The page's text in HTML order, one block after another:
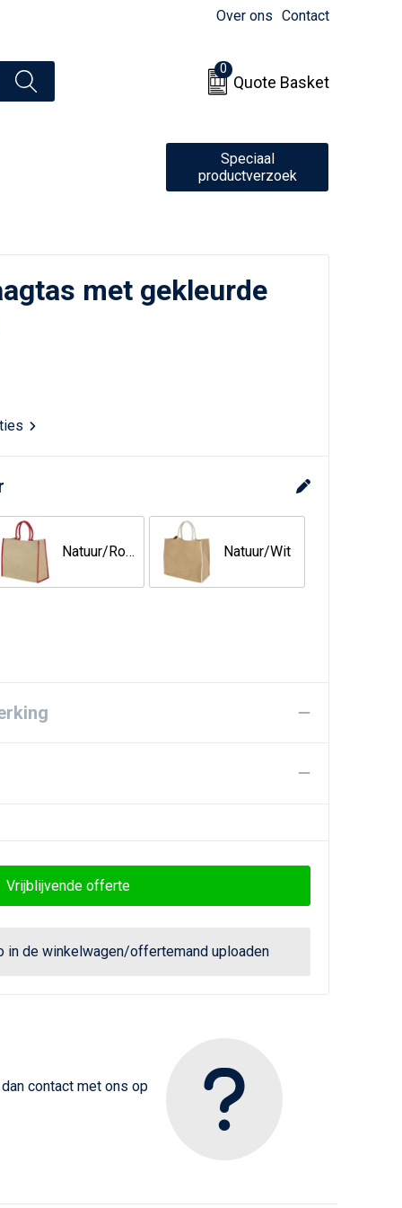
Over ons Contact
0
Quote Basket
Speciaal
productverzoek
met gekleurde
Natuur/Rood Natuur/Wit
Vrijblijvende offerte
in de winkelwagen/offertemand uploaden
contact met ons op